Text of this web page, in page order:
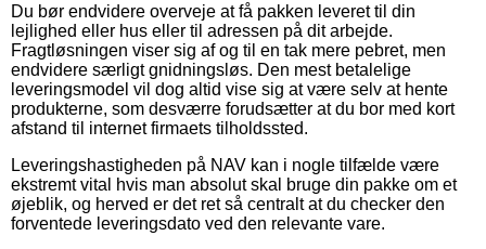
Du bør endvidere overveje at få pakken leveret til din
lejlighed eller hus eller til adressen på dit arbejde.
Fragtløsningen viser sig af og til en tak mere pebret, men
endvidere særligt gnidningsløs. Den mest betalelige
leveringsmodel vil dog altid vise sig at være selv at hente
produkterne, som desværre forudsætter at du bor med kort
afstand til internet firmaets tilholdssted.
Leveringshastigheden på NAV kan i nogle tilfælde være
ekstremt vital hvis man absolut skal bruge din pakke om et
øjeblik, og herved er det ret så centralt at du checker den
forventede leveringsdato ved den relevante vare.